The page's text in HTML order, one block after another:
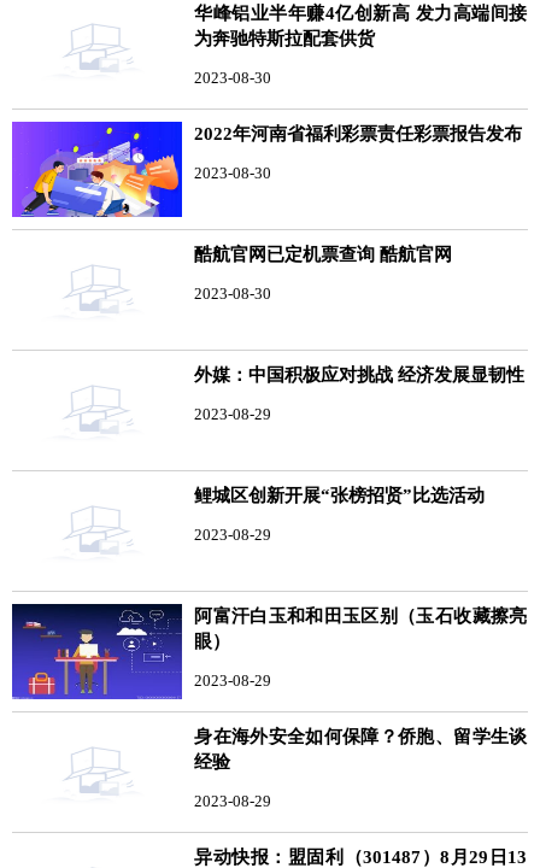
华峰铝业半年赚4亿创新高 发力高端间接
为奔驰特斯拉配套供货
2023-08-30
2022年河南省福利彩票责任彩票报告发布
2023-08-30
酷航官网已定机票查询 酷航官网
2023-08-30
外媒：中国积极应对挑战 经济发展显韧性
2023-08-29
鲤城区创新开展“张榜招贤”比选活动
2023-08-29
阿富汗白玉和和田玉区别（玉石收藏擦亮
眼）
2023-08-29
身在海外安全如何保障？侨胞、留学生谈
经验
2023-08-29
异动快报：盟固利（301487）8月29日13